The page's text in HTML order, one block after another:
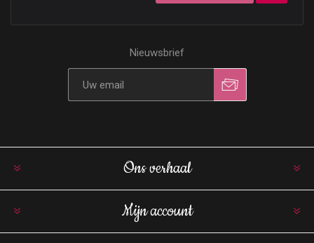
Nieuwsbrief
Ons verhaal
Mijn account